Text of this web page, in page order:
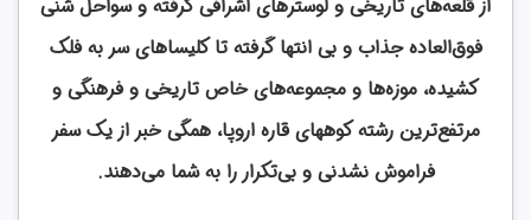
از قلعه‌های تاریخی و لوسترهای اشرافی گرفته و سواحل شنی
فوق‌العاده جذاب و بی انتها گرفته تا کلیساهای سر به فلک
کشیده، موزه‌ها و مجموعه‌های خاص تاریخی و فرهنگی و
مرتفع‌ترین رشته کوههای قاره اروپا، همگی خبر از یک سفر
فراموش نشدنی و بی‌تکرار را به شما می‌دهند.